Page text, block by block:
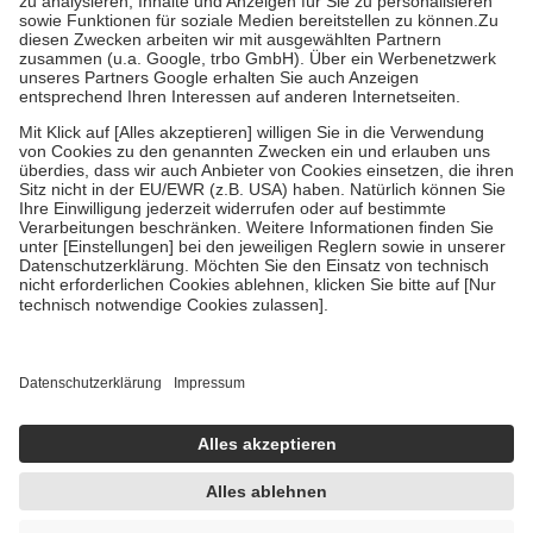
Bei Heilmitteln und häuslicher Krankenpflege beträgt die
Zuzahlung zehn Prozent der Kosten sowie zehn Euro je
Verordnung.
Um das Engagement der Versicherten für ihre eigene Gesundheit zu
stärken und die besondere Stellung der Familie zu unterstützen,
fallenkeine Zuzahlungenan bei:
• Kindern und Jugendlichen bis zum vollendeten 18. Lebensjahr
mit Ausnahme der Fahrkosten
• Untersuchungen zur Vorsorge und Früherkennung, die von der
GKV getragen werden
• empfohlenen Schutzimpfungen
• Harn- und Blutteststreifen
getroffen, um sicherzustellen, dass es sich um echte Bewertungen
https://help.etrusted.com/hc/de/articles/4419944605341
Einige Bilder und Inhalte wurden unter Zuhilfenahme künstlicher